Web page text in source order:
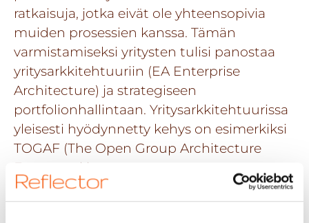
ratkaisuja, jotka eivät ole yhteensopivia
muiden prosessien kanssa. Tämän
varmistamiseksi yritysten tulisi panostaa
yritysarkkitehtuuriin (EA Enterprise
Architecture) ja strategiseen
portfolionhallintaan. Yritysarkkitehtuurissa
yleisesti hyödynnetty kehys on esimerkiksi
TOGAF (The Open Group Architecture
Framework ).
Osaoptimoinnin välttäminen